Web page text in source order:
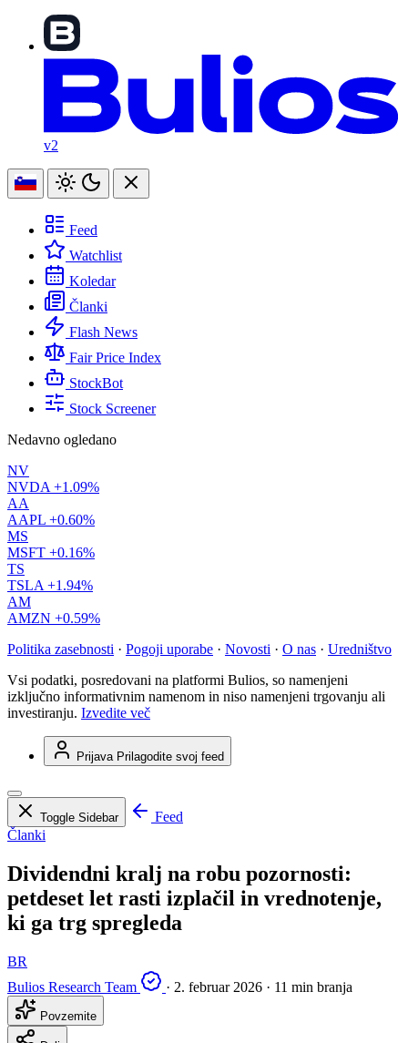
v2
Feed
Watchlist
Koledar
Članki
Flash News
Fair Price Index
StockBot
Stock Screener
Nedavno ogledano
NV
NVDA +1.09%
AA
AAPL +0.60%
MS
MSFT +0.16%
TS
TSLA +1.94%
AM
AMZN +0.59%
Politika zasebnosti · Pogoji uporabe · Novosti · O nas · Uredništvo
Vsi podatki, posredovani na platformi Bulios, so namenjeni
izključno informativnim namenom in niso namenjeni trgovanju ali
investiranju. Izvedite več
Prijava Prilagodite svoj feed
Toggle Sidebar
Feed
Članki
Dividendni kralj na robu pozornosti:
petdeset let rasti izplačil in vrednotenje,
ki ga trg spregleda
BR
Bulios Research Team
· 2. februar 2026 · 11 min branja
Povzemite